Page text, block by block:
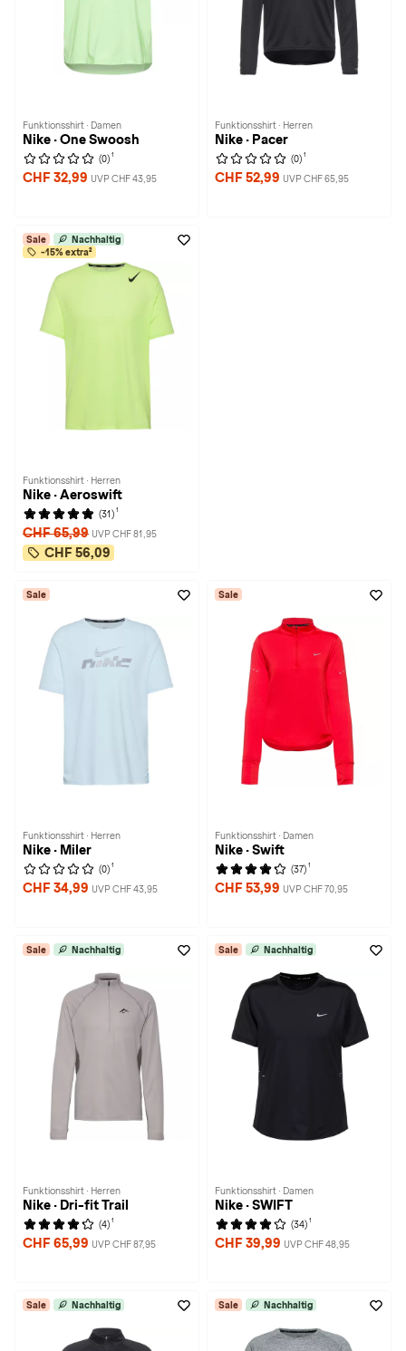
Funktionsshirt · Damen
Nike · One Swoosh
(0) 1
CHF 32,99 UVP CHF 43,95
Funktionsshirt · Herren
Nike · Pacer
(0) 1
CHF 52,99 UVP CHF 65,95
Sale
Nachhaltig
-15% extra²
Funktionsshirt · Herren
Nike · Aeroswift
(31) 1
CHF 65,99 UVP CHF 81,95
CHF 56,09
Sale
Funktionsshirt · Herren
Nike · Miler
(0) 1
CHF 34,99 UVP CHF 43,95
Sale
Funktionsshirt · Damen
Nike · Swift
(37) 1
CHF 53,99 UVP CHF 70,95
Sale Nachhaltig
Funktionsshirt · Herren
Nike · Dri-fit Trail
(4) 1
CHF 65,99 UVP CHF 87,95
Sale Nachhaltig
Funktionsshirt · Damen
Nike · SWIFT
(34) 1
CHF 39,99 UVP CHF 48,95
Sale Nachhaltig Sale Nachhaltig